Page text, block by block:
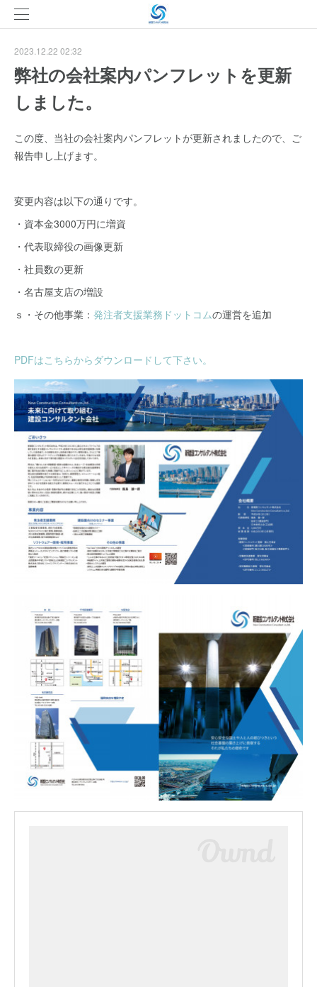
2023.12.22 02:32
弊社の会社案内パンフレットを更新
しました。
この度、当社の会社案内パンフレットが更新されましたので、ご
報告申し上げます。
変更内容は以下の通りです。
・資本金3000万円に増資
・代表取締役の画像更新
・社員数の更新
・名古屋支店の増設
ｓ・その他事業： 発注者支援業務ドットコムの運営を追加
PDFはこちらからダウンロードして下さい。